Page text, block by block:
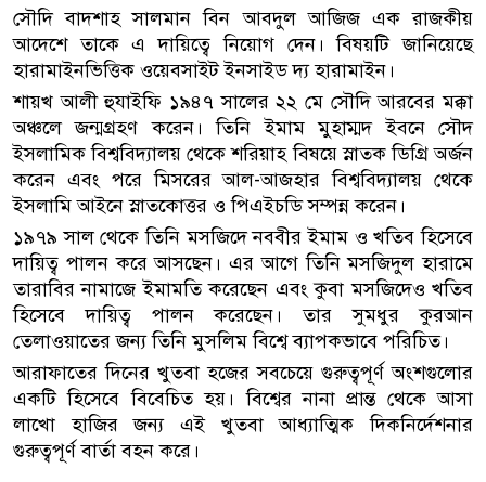
সৌদি বাদশাহ সালমান বিন আবদুল আজিজ এক রাজকীয়
আদেশে তাকে এ দায়িত্বে নিয়োগ দেন। বিষয়টি জানিয়েছে
হারামাইনভিত্তিক ওয়েবসাইট ইনসাইড দ্য হারামাইন।
শায়খ আলী হুযাইফি ১৯৪৭ সালের ২২ মে সৌদি আরবের মক্কা
অঞ্চলে জন্মগ্রহণ করেন। তিনি ইমাম মুহাম্মদ ইবনে সৌদ
ইসলামিক বিশ্ববিদ্যালয় থেকে শরিয়াহ বিষয়ে স্নাতক ডিগ্রি অর্জন
করেন এবং পরে মিসরের আল-আজহার বিশ্ববিদ্যালয় থেকে
ইসলামি আইনে স্নাতকোত্তর ও পিএইচডি সম্পন্ন করেন।
১৯৭৯ সাল থেকে তিনি মসজিদে নববীর ইমাম ও খতিব হিসেবে
দায়িত্ব পালন করে আসছেন। এর আগে তিনি মসজিদুল হারামে
তারাবির নামাজে ইমামতি করেছেন এবং কুবা মসজিদেও খতিব
হিসেবে দায়িত্ব পালন করেছেন। তার সুমধুর কুরআন
তেলাওয়াতের জন্য তিনি মুসলিম বিশ্বে ব্যাপকভাবে পরিচিত।
আরাফাতের দিনের খুতবা হজের সবচেয়ে গুরুত্বপূর্ণ অংশগুলোর
একটি হিসেবে বিবেচিত হয়। বিশ্বের নানা প্রান্ত থেকে আসা
লাখো হাজির জন্য এই খুতবা আধ্যাত্মিক দিকনির্দেশনার
গুরুত্বপূর্ণ বার্তা বহন করে।